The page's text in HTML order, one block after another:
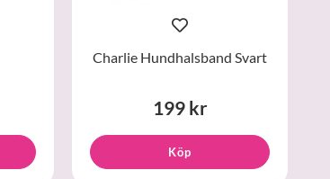
Charlie Hundhalsband Svart
199 kr
Köp